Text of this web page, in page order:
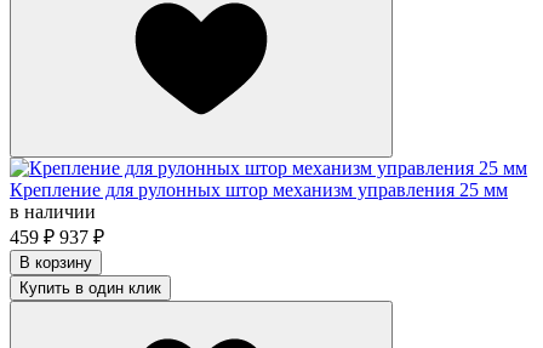
Крепление для рулонных штор механизм управления 25 мм
в наличии
459 ₽ 937 ₽
В корзину
Купить в один клик